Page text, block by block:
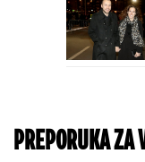
PREPORUKA ZA